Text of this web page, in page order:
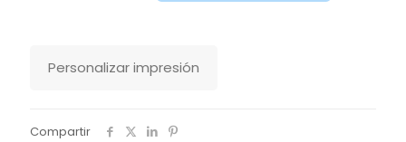
Ajustado
Sols
Personalizar impresión
Compartir